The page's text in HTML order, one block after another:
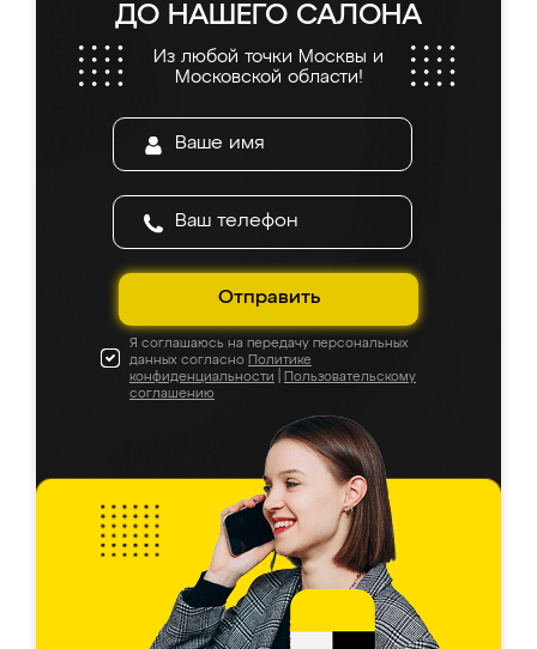
ДО НАШЕГО САЛОНА
Из любой точки Москвы и
Московской области!
Отправить
Я соглашаюсь на передачу персональных
данных согласно Политике
конфиденциальности
Пользовательскому
соглашению